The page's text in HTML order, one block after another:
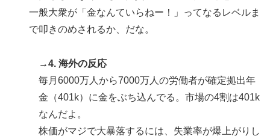
が起きた日
韓国人「フランスの有力紙も大韓サッカー協会前代未聞
展してしまう‥」
スカトロ野郎「今日仕事が終わったらやっとうんこが食
べられるぞ」←こんなやつが実在する事実
韓国が独自開発したと自慢する甘いトマト、実はそこら
辺のトマトに砂糖水を注入していただけなのが判明して
一般大衆が「金なんていらねー！」ってなるレベルま
で叩きのめされるか、だな。
→4. 海外の反応
毎月6000万人から7000万人の労働者が確定拠出年
金（401k）に金をぶち込んでる。市場の4割は401k
なんだよ。
株価がマジで大暴落するには、失業率が爆上がりし